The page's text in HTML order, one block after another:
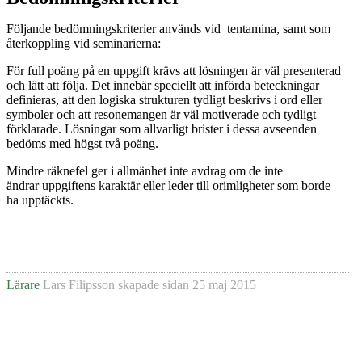
Följande bedömningskriterier används vid tentamina, samt som
återkoppling vid seminarierna:
För full poäng på en uppgift krävs att lösningen är väl presenterad
och lätt att följa. Det innebär speciellt att införda beteckningar
definieras, att den logiska strukturen tydligt beskrivs i ord eller
symboler och att resonemangen är väl motiverade och tydligt
förklarade. Lösningar som allvarligt brister i dessa avseenden
bedöms med högst två poäng.
Mindre räknefel ger i allmänhet inte avdrag om de inte
ändrar uppgiftens karaktär eller leder till orimligheter som borde
ha upptäckts.
Lärare Lars Filipsson skapade sidan 25 maj 2015